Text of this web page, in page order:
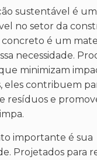
sustentável é
no setor da
é um
necessidade.
minimizam
eles contribuem
resíduos e
importante é sua
Projetados para